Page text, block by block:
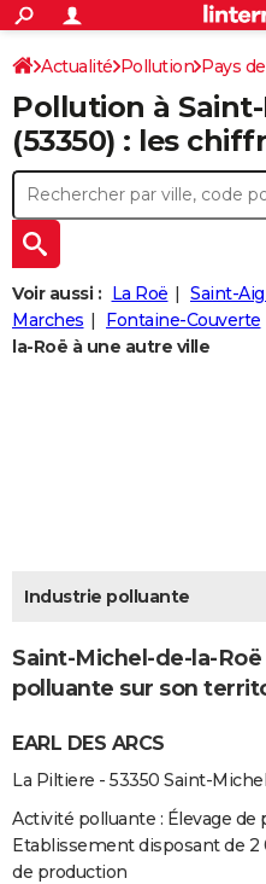
ACTUALITÉS
Politique
Société
Faits Divers
Education
Monde
Villes
+
SPORT
Coupe du monde 2026
Football
Tennis
Cyclisme
Rugby
Forum
Programme TV
TNT
Streaming
Cinéma
Sorties cinéma
Musique
+
FINANCE
Retraite
Impôts
Epargne
Immobilier
Risques naturels par ville
Banque
Assurance
Crédit
AUTO
Essais
Réserver un essai
Citadines
Berlines
SUV
Forum auto
+
HIGH-TECH
Mobiles
Meilleur smartphone
Internet
Ordinateurs
Jeux vidéo
Guide high-tech
+
BRICOLAGE
BONS PLANS
Dictionnaire
Biographies
Citations
Expressions
Proverbes
PROGRAMME TV
COPAINS D'AVANT
Actualité Pollution Pays
Saint-Michel-de-la-Roë
Pollution à
(53350) : les
Voir aussi : La Roë Saint-
Marches
Fontaine-Couverte
la-Roë à une autre ville
Industrie polluante
Saint-Michel-de-la-
polluante sur son
EARL DES ARCS
La Piltiere - 53350 Saint-
Activité polluante : Élevage de
Etablissement disposant de
de production